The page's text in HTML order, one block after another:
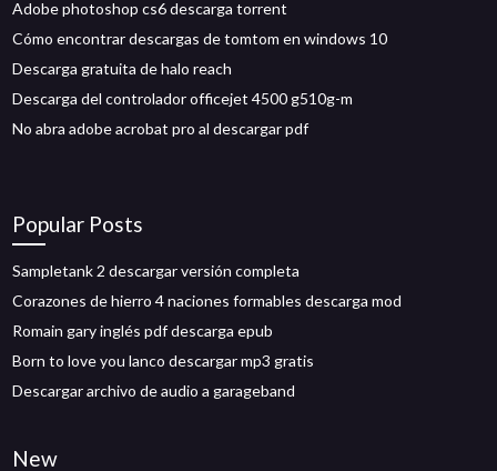
Adobe photoshop cs6 descarga torrent
Cómo encontrar descargas de tomtom en windows 10
Descarga gratuita de halo reach
Descarga del controlador officejet 4500 g510g-m
No abra adobe acrobat pro al descargar pdf
Popular Posts
Sampletank 2 descargar versión completa
Corazones de hierro 4 naciones formables descarga mod
Romain gary inglés pdf descarga epub
Born to love you lanco descargar mp3 gratis
Descargar archivo de audio a garageband
New